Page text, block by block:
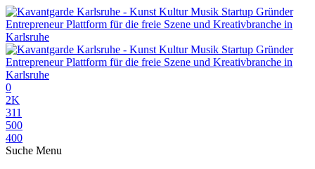
0
2K
311
500
400
Suche Menu